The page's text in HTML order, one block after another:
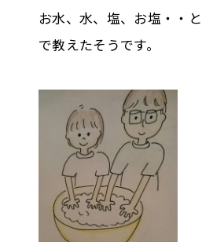
お水、水、塩、お塩・・
で教えたそうです。